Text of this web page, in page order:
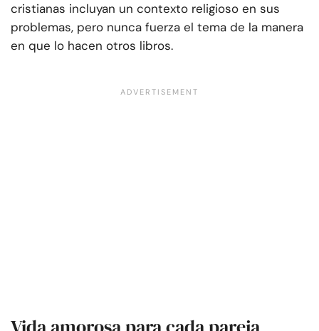
cristianas incluyan un contexto religioso en sus
problemas, pero nunca fuerza el tema de la manera
en que lo hacen otros libros.